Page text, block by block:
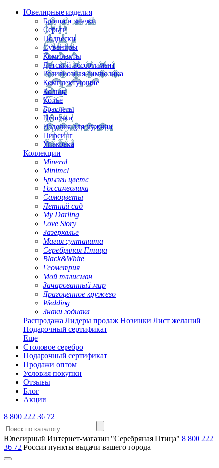
Ювелирные изделия
Броши и значки
Серьги
Подвески
Сувениры
Комплекты
Детский ассортимент
Религиозная символика
Комплектующие
Кольца
Колье
Браслеты
Цепочки
Изделия для мужчин
Пирсинг
Упаковка
Коллекции
Mineral
Minimal
Брызги цвета
Госсимволика
Самоцветы
Летний сад
My Darling
Love Story
Зазеркалье
Магия султанита
Серебряная Птица
Black&White
Геометрия
Мой талисман
Зачарованный мир
Драгоценное кружево
Wedding
Знаки зодиака
Распродажа Лидеры продаж Новинки Лист желаний
Подарочный сертификат
Еще
Столовое серебро
Подарочный сертификат
Продажи оптом
Условия покупки
Отзывы
Блог
Акции
8 800 222 36 72
Ювелирный Интернет-магазин "Серебряная Птица" 8 800 222
36 72 Россия пункты выдачи вашего города